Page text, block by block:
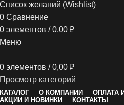
Список желаний (Wishlist)
0 Сравнение
0 элементов / 0,00 ₽
Меню
0 элементов / 0,00 ₽
Просмотр категорий
КАТАЛОГ О КОМПАНИИ
ОПЛАТА
АКЦИИ И НОВИНКИ
КОНТАКТЫ